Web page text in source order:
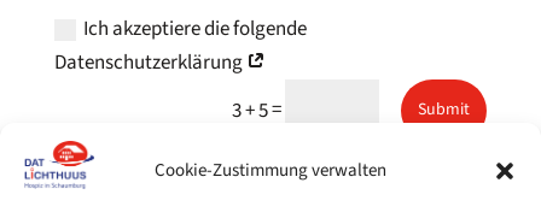
Cookie-Zustimmung verwalten
Ich akzeptiere die folgende
Datenschutzerklärung
3 + 5= Submit